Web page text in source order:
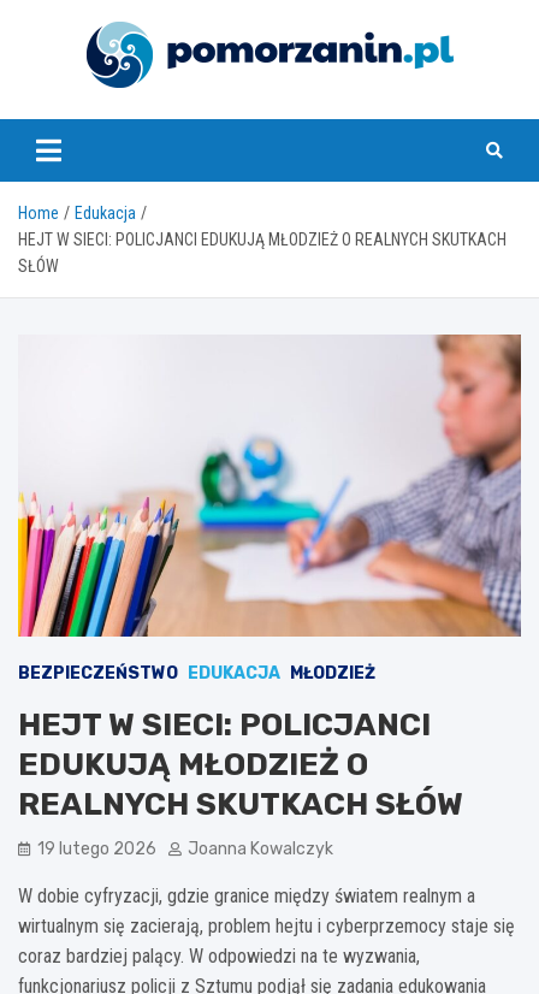
pomorzanin.pl
Home
Edukacja
HEJT W SIECI: POLICJANCI EDUKUJĄ MŁODZIEŻ O REALNYCH SKUTKACH
SŁÓW
BEZPIECZEŃSTWO EDUKACJA MŁODZIEŻ
HEJT W SIECI: POLICJANCI
EDUKUJĄ MŁODZIEŻ O
REALNYCH SKUTKACH SŁÓW
19 lutego 2026 Joanna Kowalczyk
W dobie cyfryzacji, gdzie granice między światem realnym a
wirtualnym się zacierają, problem hejtu i cyberprzemocy staje się
coraz bardziej palący. W odpowiedzi na te wyzwania,
funkcjonariusz policji z Sztumu podjął się zadania edukowania